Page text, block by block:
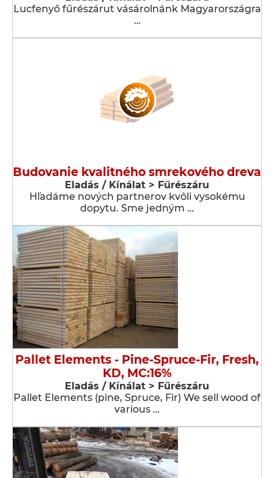
Lucfenyő fűrészárut vásárolnánk Magyarországra
…
Budovanie kvalitného smrekového dreva
Eladás / Kínálat > Fűrészáru
Hľadáme nových partnerov kvôli vysokému
dopytu. Sme jedným …
Pallet Elements - Pine-Spruce-Fir, Fresh,
KD, MC:16%
Eladás / Kínálat > Fűrészáru
Pallet Elements (pine, Spruce, Fir) We sell wood of
various …